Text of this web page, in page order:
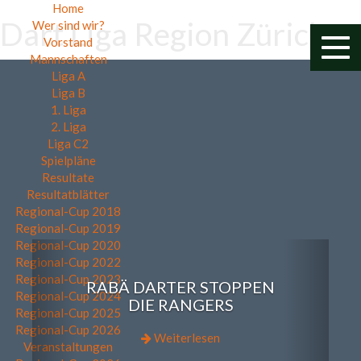
Dart Liga Region Zürich
Home
Wer sind wir?
Vorstand
Mannschaften
Liga A
Liga B
1. Liga
2. Liga
Liga C2
Spielpläne
Resultate
Resultatblätter
Regional-Cup 2018
Regional-Cup 2019
Regional-Cup 2020
Regional-Cup 2022
Regional-Cup 2023
Regional-Cup 2024
Regional-Cup 2025
Regional-Cup 2026
Veranstaltungen
RABÄ DARTER STOPPEN
DIE RANGERS
Weiterlesen
Previous